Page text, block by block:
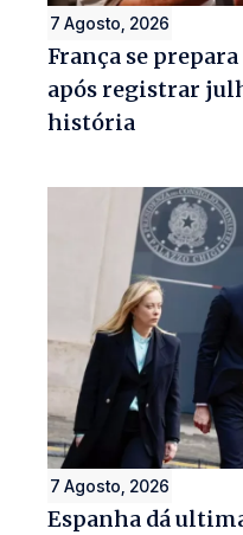
7 Agosto, 2026
França se
após registrar
história
7 Agosto, 2026
Espanha dá